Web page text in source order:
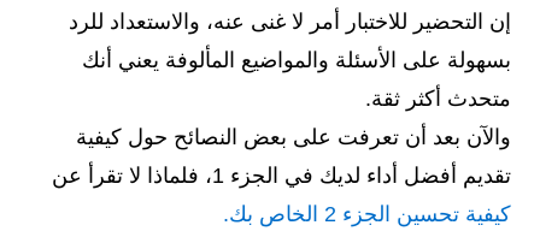
إن التحضير للاختبار أمر لا غنى عنه، والاستعداد للرد
بسهولة على الأسئلة والمواضيع المألوفة يعني أنك
متحدث أكثر ثقة.
والآن بعد أن تعرفت على بعض النصائح حول كيفية
تقديم أفضل أداء لديك في الجزء 1، فلماذا لا تقرأ عن
كيفية تحسين الجزء 2 الخاص بك.